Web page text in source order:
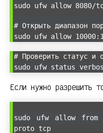
sudo ufw allow 8080/
# Открыть диапазон
sudo ufw allow
# Проверить статус и
sudo ufw status
Если нужно разрешить
sudo ufw allow
proto tcp